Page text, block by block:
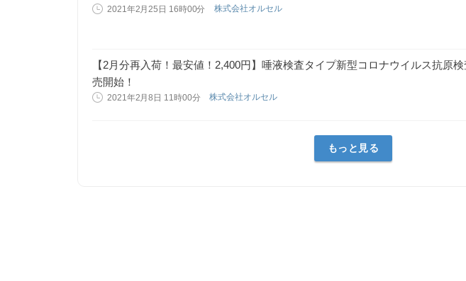
2021年2月25日 16時00分 株式会社オルセル
【2月分再入荷！最安値！2,400円】唾液検査タイプ新型コロナウイルス抗原
売開始！
2021年2月8日 11時00分 株式会社オルセル
もっと見る